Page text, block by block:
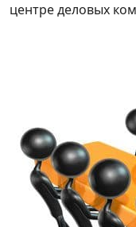
центре деловых